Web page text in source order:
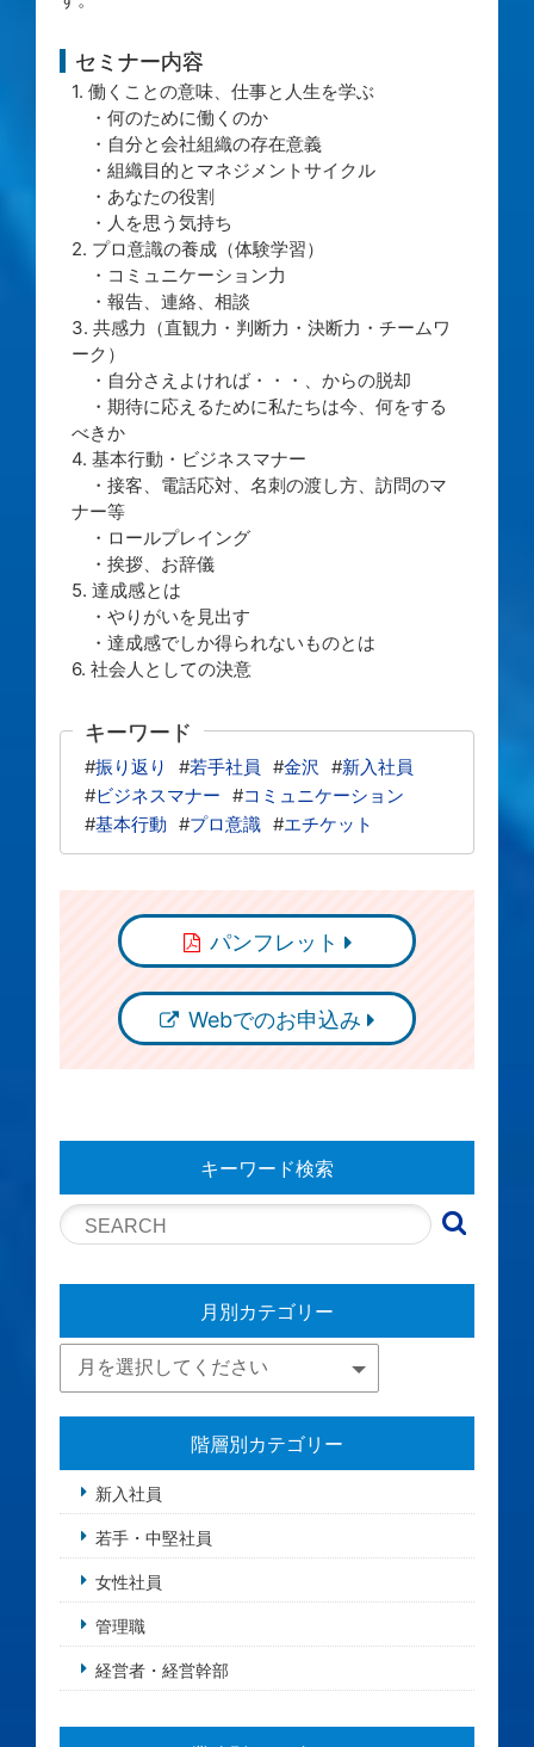
セミナー内容
1. 働くことの意味、仕事と人生を学ぶ
・何のために働くのか
・自分と会社組織の存在意義
・組織目的とマネジメントサイクル
・あなたの役割
・人を思う気持ち
2. プロ意識の養成（体験学習）
・コミュニケーション力
・報告、連絡、相談
3. 共感力（直観力・判断力・決断力・チームワ
ーク）
・自分さえよければ・・・、からの脱却
・期待に応えるために私たちは今、何をする
べきか
4. 基本行動・ビジネスマナー
・接客、電話応対、名刺の渡し方、訪問のマ
ナー等
・ロールプレイング
・挨拶、お辞儀
5. 達成感とは
・やりがいを見出す
・達成感でしか得られないものとは
6. 社会人としての決意
キーワード
#振り返り #若手社員 #金沢 #新入社員
#ビジネスマナー #コミュニケーション
#基本行動 #プロ意識 #エチケット
パンフレット
Webでのお申込み
キーワード検索
月別カテゴリー
階層別カテゴリー
新入社員
若手・中堅社員
女性社員
管理職
経営者・経営幹部